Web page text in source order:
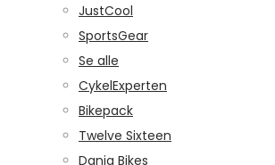
JustCool
SportsGear
Se alle
CykelExperten
Bikepack
Twelve Sixteen
Dania Bikes